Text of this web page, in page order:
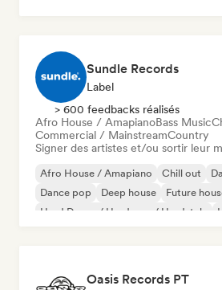
Sundle Records
Label
> 600 feedbacks réalisés
Afro House / AmapianoBass Music
Commercial / MainstreamCountry
Signer des artistes et/ou sortir leur
Afro House / Amapiano Chill out
Dance pop
Deep house
Future
Hard Dance / Hardcore / Hardstyle
Oasis Records PT